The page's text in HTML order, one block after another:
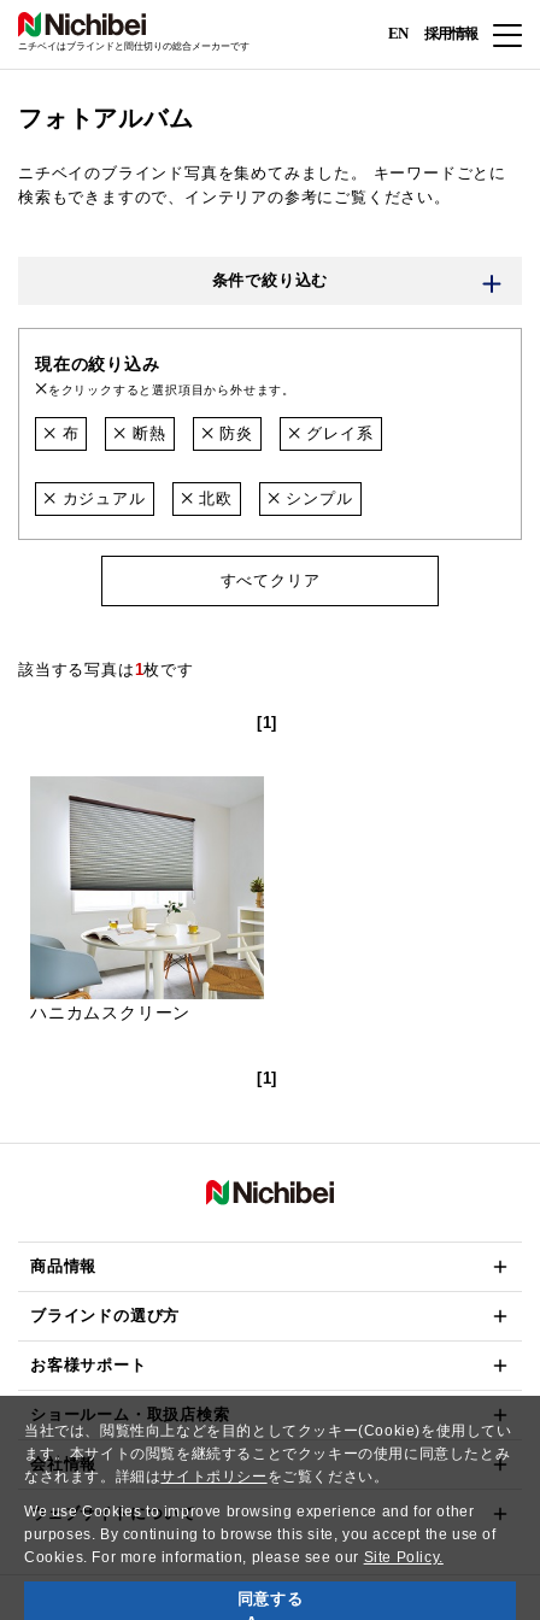
当社では、閲覧性向上などを目的としてクッキー(Cookie)を使用してい
ます。本サイトの閲覧を継続することでクッキーの使用に同意したとみ
なされます。詳細はサイトポリシー をご覧ください。
We use Cookies to improve browsing experience and for other
purposes. By continuing to browse this site, you accept the use of
Cookies. For more information, please see our Site Policy.
同意する
ニチベイはブラインドと間仕切りの総合メーカーです
EN 採用情報
フォトアルバム
ニチベイのブラインド写真を集めてみました。
キーワードごとに
検索もできますので、インテリアの参考にご覧ください。
条件で絞り込む
現在の絞り込み
をクリックすると選択項目から外せます。
布 断熱 防炎 グレイ系
カジュアル 北欧 シンプル
すべてクリア
該当する写真は1枚です
[1]
ハニカムスクリーン
[1]
商品情報
ブラインドの選び方
お客様サポート
ショールーム・取扱店検索
会社情報
ウェブサイトについて
Copyright© NICHIBEI CO.,LTD. All Rights Reserved.